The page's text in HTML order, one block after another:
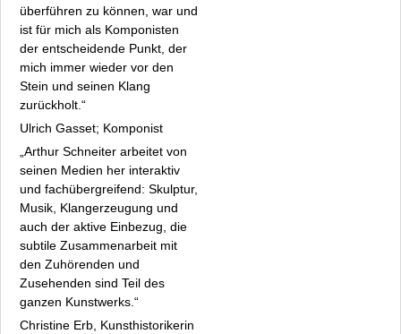
Susanne Radscheit
Uli Reukauf
Roger Rigorth
Wolfgang Sautermeister
Peter Schäck
Arthur Schneiter
Hans Wolf Stegmann
Dorotty Szalma
Gerald Wrede
Eva Zeidler mit dem Ensemble Trias
Archiv
Datenschutz
Impressum
überführen zu können, war und
ist für mich als Komponisten
der entscheidende Punkt, der
mich immer wieder vor den
Stein und seinen Klang
zurückholt.“
Ulrich Gasset; Komponist
„Arthur Schneiter arbeitet von
seinen Medien her interaktiv
und fachübergreifend: Skulptur,
Musik, Klangerzeugung und
auch der aktive Einbezug, die
subtile Zusammenarbeit mit
den Zuhörenden und
Zusehenden sind Teil des
ganzen Kunstwerks.“
Christine Erb, Kunsthistorikerin